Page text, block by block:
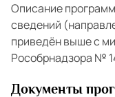
Описание
сведений
приведён выше с
Рособрнадзора №
Документы